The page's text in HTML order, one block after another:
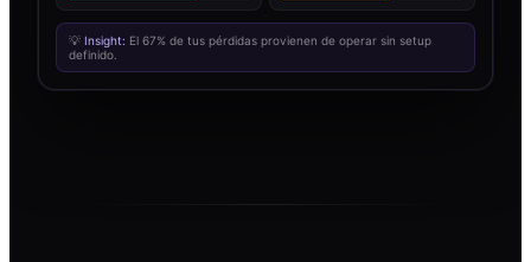
💡 Insight: El 67% de tus pérdidas provienen de operar sin setup
definido.